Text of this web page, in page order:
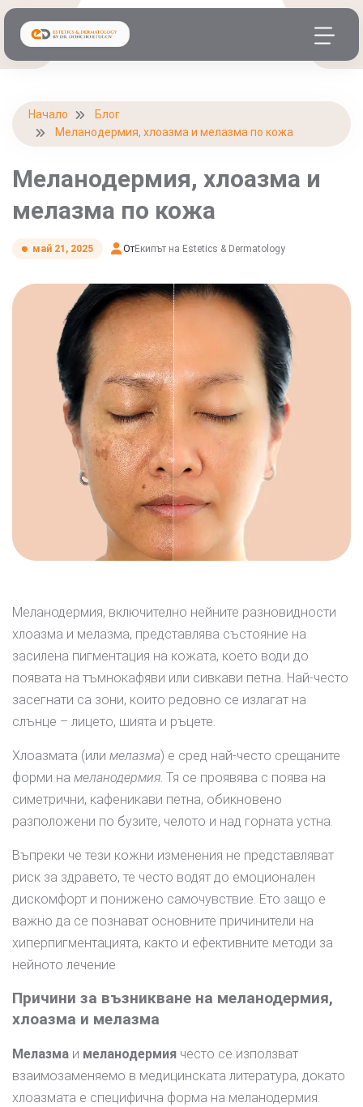
Начало
Блог
Меланодермия, хлоазма и мелазма по кожа
Меланодермия, хлоазма и
мелазма по кожа
май 21, 2025 ОтЕкипът на Estetics & Dermatology
Меланодермия, включително нейните разновидности
хлоазма и мелазма, представлява състояние на
засилена пигментация на кожата, което води до
появата на тъмнокафяви или сивкави петна. Най-често
засегнати са зони, които редовно се излагат на
слънце – лицето, шията и ръцете.
Хлоазмата (или мелазма) е сред най-често срещаните
форми на меланодермия. Тя се проявява с поява на
симетрични, кафеникави петна, обикновено
разположени по бузите, челото и над горната устна.
Въпреки че тези кожни изменения не представляват
риск за здравето, те често водят до емоционален
дискомфорт и понижено самочувствие. Ето защо е
важно да се познават основните причинители на
хиперпигментацията, както и ефективните методи за
нейното лечение
Причини за възникване на меланодермия,
хлоазма и мелазма
Мелазма и меланодермия често се използват
взаимозаменяемо в медицинската литература, докато
хлоазмата е специфична форма на меланодермия.